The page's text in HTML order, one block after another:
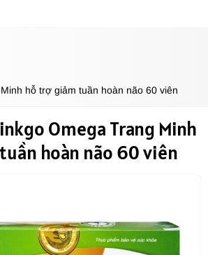
hỗ trợ giảm tuần hoàn não 60 viên
Omega Trang Minh
hoàn não 60 viên